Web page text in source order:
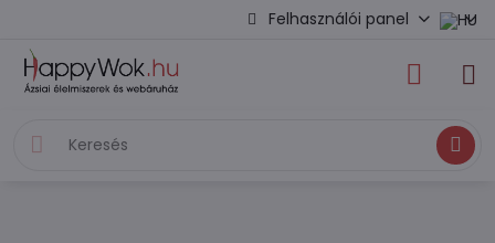
Felhasználói panel
Keresés